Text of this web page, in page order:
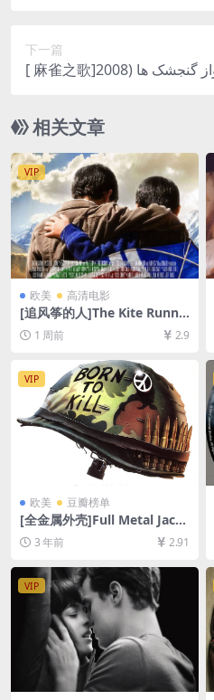
下一篇
[ 麻雀之歌]آواز گنجشک ها (2008)[百度网盘+夸克网
4/6GB][中文字幕]
相关文章
VIP
欧美 高清电影
[追风筝的人]The Kite Runne
r (2007)[百度网盘+夸克网盘1
080P超清未删减资源][网盘在
线播放/下载][MP4/8.8GB][中
文字幕]
1 周前 2.9
VIP
欧美 豆瓣榜单
[全金属外壳]Full Metal Jack
et (1987)[百度网盘+夸克网盘
1080P超清未删减资源][网盘
[中文字幕]
3 年前 2.91
VIP